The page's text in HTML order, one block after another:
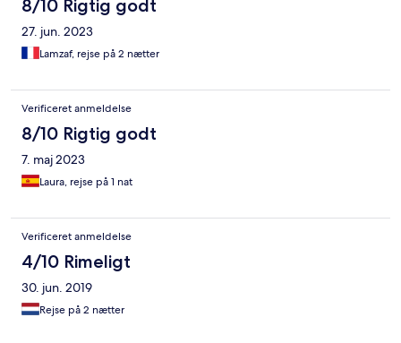
8/10 Rigtig godt
27. jun. 2023
Lamzaf, rejse på 2 nætter
Verificeret anmeldelse
8/10 Rigtig godt
7. maj 2023
Laura, rejse på 1 nat
Verificeret anmeldelse
4/10 Rimeligt
30. jun. 2019
Rejse på 2 nætter